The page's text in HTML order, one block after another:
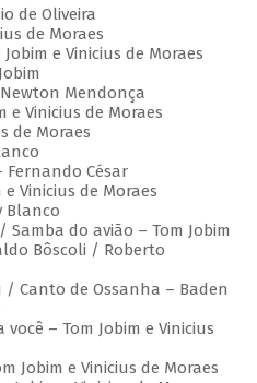
de Oliveira
de Moraes
e Vinicius de Moraes
Newton Mendonça
e Vinicius de Moraes
de Moraes
Fernando César
e Vinicius de Moraes
Blanco
do avião – Tom Jobim
Bôscoli / Roberto
Canto de Ossanha – Baden
– Tom Jobim e Vinicius
Jobim e Vinicius de Moraes